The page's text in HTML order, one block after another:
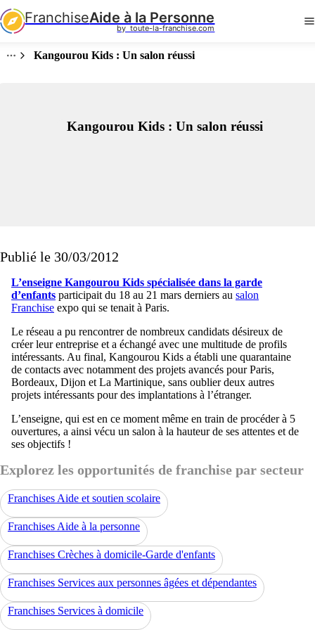
FranchiseAide à la Personne
by  toute-la-franchise.com
Kangourou Kids : Un salon réussi
Kangourou Kids : Un salon réussi
Publié le 30/03/2012
L’enseigne Kangourou Kids spécialisée dans la garde
d’enfants participait du 18 au 21 mars derniers au salon
Franchise expo qui se tenait à Paris.
Le réseau a pu rencontrer de nombreux candidats désireux de
créer leur entreprise et a échangé avec une multitude de profils
intéressants. Au final, Kangourou Kids a établi une quarantaine
de contacts avec notamment des projets avancés pour Paris,
Bordeaux, Dijon et La Martinique, sans oublier deux autres
projets intéressants pour des implantations à l’étranger.
L’enseigne, qui est en ce moment même en train de procéder à 5
ouvertures, a ainsi vécu un salon à la hauteur de ses attentes et de
ses objectifs !
Explorez les opportunités de franchise par secteur
Franchises Aide et soutien scolaire
Franchises Aide à la personne
Franchises Crèches à domicile-Garde d'enfants
Franchises Services aux personnes âgées et dépendantes
Franchises Services à domicile